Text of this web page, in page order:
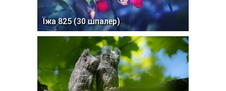
Їжа 825 (30 шпалер)